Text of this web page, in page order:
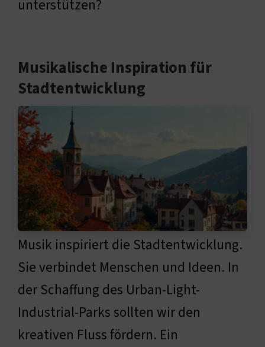
unterstützen?
Musikalische Inspiration für
Stadtentwicklung
Musik inspiriert die Stadtentwicklung.
Sie verbindet Menschen und Ideen. In
der Schaffung des Urban-Light-
Industrial-Parks sollten wir den
kreativen Fluss fördern. Ein